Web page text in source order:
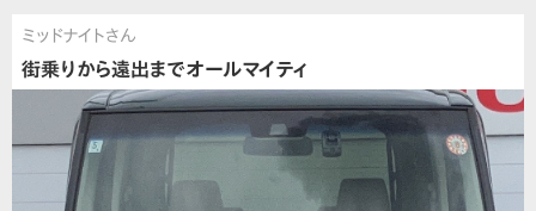
ミッドナイトさん
街乗りから遠出までオールマイティ